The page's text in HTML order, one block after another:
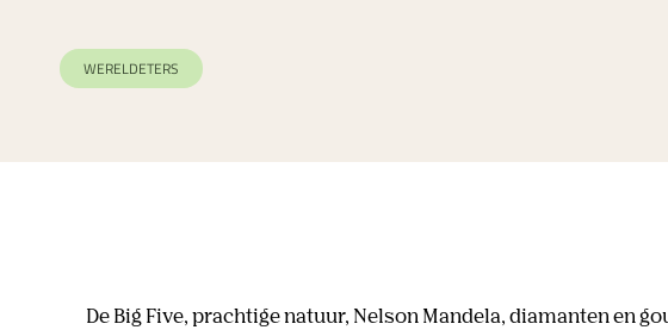
WERELDETERS
De Big Five, prachtige natuur, Nelson Mandela, diamanten en